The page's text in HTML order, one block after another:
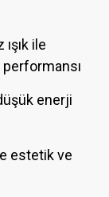
ile
enerji
estetik ve